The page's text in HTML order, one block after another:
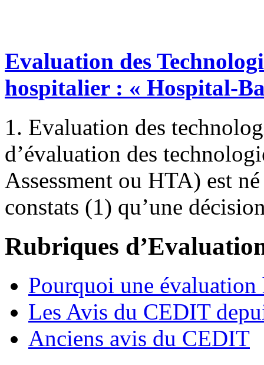
Evaluation des
hospitalier : « Hospital-
1. Evaluation des
d’évaluation des
Assessment ou HTA) est
constats (1) qu’une
Rubriques
Pourquoi une évaluation
Les Avis du CEDIT
Anciens avis du CEDIT